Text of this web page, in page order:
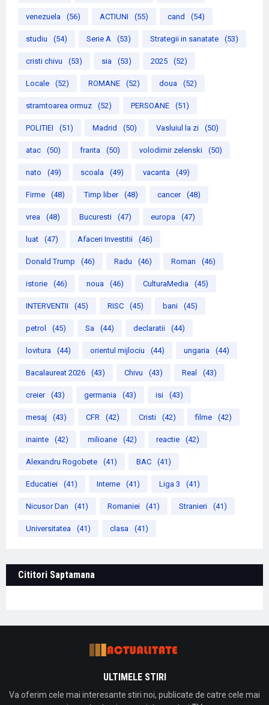
venezuela (56) ACTIUNI (55) cand (54)
studiu (54) Serie A (53) Strategii in sanatate (53)
cristi chivu (53) sia (53) 2025 (52)
Locale (52) ROMANE (52) doua (52)
stramtoarea ormuz (52) PERSOANE (51)
POLITIEI (51) Madrid (50) Vasluiul la zi (50)
atac (50) franta (50) volodimir zelenski (50)
nato (49) scoala (49) vacanta (49)
Firme (48) Timp liber (48) cancer (48)
vrea (48) Bucuresti (47) europa (47)
luat (47) Afaceri Investitii (46)
Donald Trump (46) Radu (46) Roman (46)
istorie (46) noua (46) CulturaMedia (45)
INTERVENTII (45) RISC (45) bani (45)
petrol (45) Sa (44) declaratii (44)
lovitura (44) orientul mijlociu (44) ungaria (44)
Bacalaureat 2026 (43) Chivu (43) Real (43)
creier (43) germania (43) isi (43)
mesaj (43) CFR (42) Cristi (42) filme (42)
inainte (42) milioane (42) reactie (42)
Alexandru Rogobete (41) BAC (41)
Educatiei (41) Interne (41) Liga 3 (41)
Nicusor Dan (41) Romaniei (41) Stranieri (41)
Universitatea (41) clasa (41)
Cititori Saptamana
ULTIMELE STIRI
Va oferim cele mai interesante stiri noi, publicate de catre cele mai